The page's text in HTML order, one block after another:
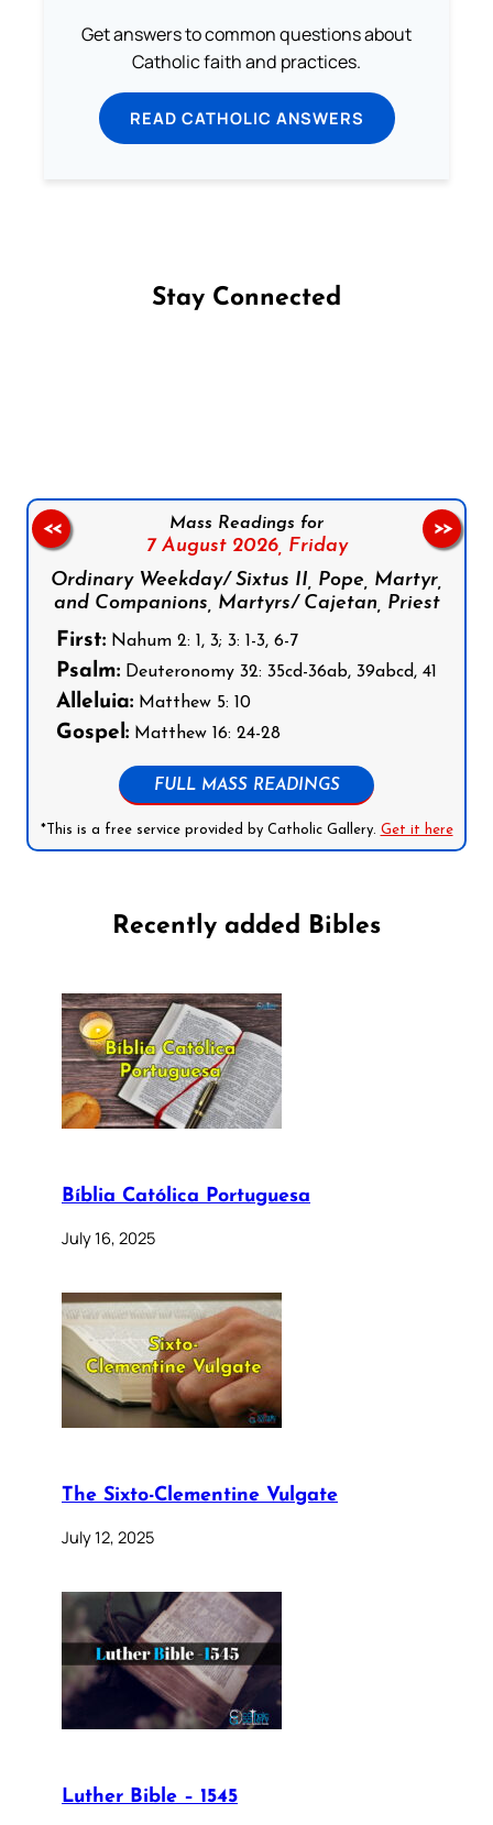
Get answers to common questions about
Catholic faith and practices.
READ CATHOLIC ANSWERS
Stay Connected
Mass Readings for
7 August 2026, Friday
Ordinary Weekday/ Sixtus II, Pope, Martyr,
and Companions, Martyrs/ Cajetan, Priest
First: Nahum 2: 1, 3; 3: 1-3, 6-7
Psalm: Deuteronomy 32: 35cd-36ab, 39abcd, 41
Alleluia: Matthew 5: 10
Gospel: Matthew 16: 24-28
FULL MASS READINGS
*This is a free service provided by Catholic Gallery. Get it here
<< >>
Recently added Bibles
Bíblia Católica Portuguesa
July 16, 2025
The Sixto-Clementine Vulgate
July 12, 2025
Luther Bible – 1545